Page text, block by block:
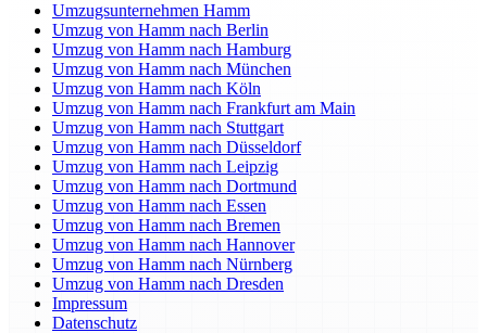
Umzugsunternehmen Hamm
Umzug von Hamm nach Berlin
Umzug von Hamm nach Hamburg
Umzug von Hamm nach München
Umzug von Hamm nach Köln
Umzug von Hamm nach Frankfurt am Main
Umzug von Hamm nach Stuttgart
Umzug von Hamm nach Düsseldorf
Umzug von Hamm nach Leipzig
Umzug von Hamm nach Dortmund
Umzug von Hamm nach Essen
Umzug von Hamm nach Bremen
Umzug von Hamm nach Hannover
Umzug von Hamm nach Nürnberg
Umzug von Hamm nach Dresden
Impressum
Datenschutz